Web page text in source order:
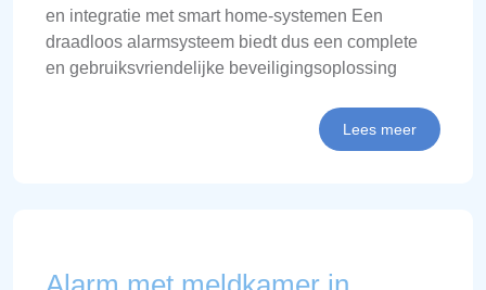
en integratie met smart home-systemen Een
draadloos alarmsysteem biedt dus een complete
en gebruiksvriendelijke beveiligingsoplossing
Lees meer